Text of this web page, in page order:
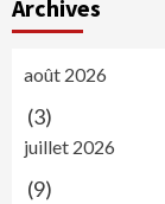
Archives
août 2026
(3)
juillet 2026
(9)